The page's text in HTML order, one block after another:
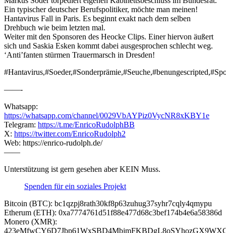
Ein typischer deutscher Berufspolitiker, möchte man meinen!
Hantavirus Fall in Paris. Es beginnt exakt nach dem selben
Drehbuch wie beim letzten mal.
Weiter mit den Sponsoren des Heocke Clips. Einer hiervon äußert
sich und Saskia Esken kommt dabei ausgesprochen schlecht weg.
‘Anti’fanten stürmen Trauermarsch in Dresden!
——-
Whatsapp:
https://whatsapp.com/channel/0029VbAYPiz0VycNR8xKBY1e
Telegram: https://t.me/EnricoRudolphBB
X: https://twitter.com/EnricoRudolph2
Web: https://enrico-rudolph.de/
——
Unterstützung ist gern gesehen aber KEIN Muss.
Spenden für ein soziales Projekt
Bitcoin (BTC): bc1qzpj8rath30kf8p63zuhug37syhr7cqly4qmypu
Etherum (ETH): 0xa7774761d51f88e477d68c3bef174b4e6a58386d
Monero (XMR):